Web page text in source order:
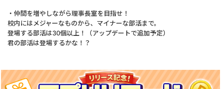
・仲間を増やしながら理事長室を目指せ！
校内にはメジャーなものから、マイナーな部活まで。
登場する部活は30個以上！（アップデートで追加予定）
君の部活は登場するかな！？